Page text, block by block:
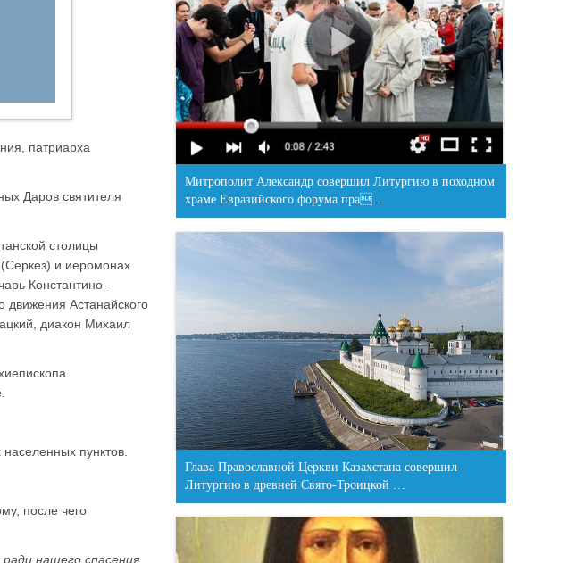
патриарха
Даров святителя
столицы
и иеромонах
Константино-
движения Астанайского
диакон Михаил
пунктов.
после чего
нашего спасения
Митрополит Александр совершил Литургию в походном
храме Евразийского форума пра…
Глава Православной Церкви Казахстана совершил
Литургию в древней Свято-Троицкой …